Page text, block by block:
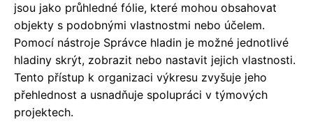
jsou jako průhledné fólie, které mohou obsahovat
objekty s podobnými vlastnostmi nebo účelem.
Pomocí nástroje Správce hladin je možné jednotlivé
hladiny skrýt, zobrazit nebo nastavit jejich vlastnosti.
Tento přístup k organizaci výkresu zvyšuje jeho
přehlednost a usnadňuje spolupráci v týmových
projektech.